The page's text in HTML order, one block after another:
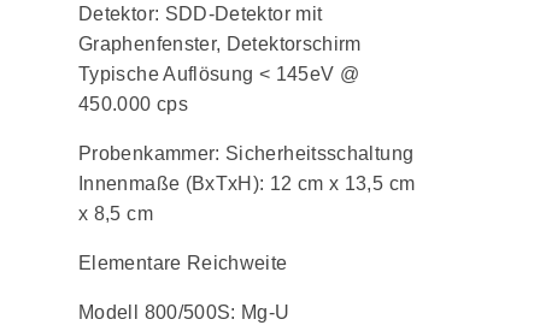
Detektor: SDD-Detektor mit
Graphenfenster, Detektorschirm
Typische Auflösung < 145eV @
450.000 cps
Probenkammer: Sicherheitsschaltung
Innenmaße (BxTxH): 12 cm x 13,5 cm
x 8,5 cm
Elementare Reichweite
Modell 800/500S: Mg-U